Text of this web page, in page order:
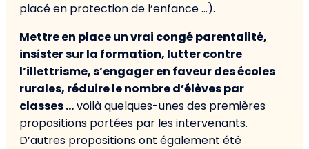
placé en protection de l’enfance …).
Mettre en place un vrai congé parentalité,
insister sur la formation, lutter contre
l’illettrisme, s’engager en faveur des écoles
rurales, réduire le nombre d’élèves par
classes …voilà quelques-unes des premières
propositions portées par les intervenants.
D’autres propositions ont également été